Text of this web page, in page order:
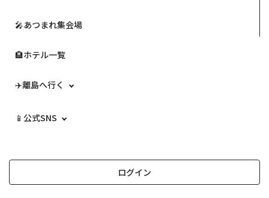
🎤あつまれ集会場
🏨ホテル一覧
✈️離島へ行く
📱公式SNS
ログイン